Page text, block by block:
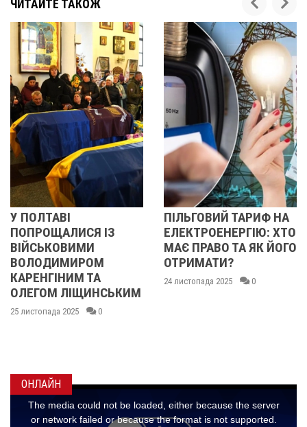
ЧИТАЙТЕ ТАКОЖ
ІЗ
ТА
0
ПІЛЬГОВИЙ ТАРИФ НА
ЕЛЕКТРОЕНЕРГІЮ: ХТО
МАЄ ПРАВО ТА ЯК ЙОГО
ОТРИМАТИ?
24 листопада 2025 0
У ПОЛТАВІ
БІЙЦЯМИ
ОНЛАЙН